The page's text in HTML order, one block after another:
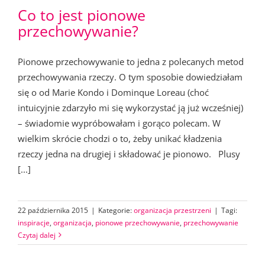
Co to jest pionowe
przechowywanie?
Pionowe przechowywanie to jedna z polecanych metod
przechowywania rzeczy. O tym sposobie dowiedziałam
się o od Marie Kondo i Dominque Loreau (choć
intuicyjnie zdarzyło mi się wykorzystać ją już wcześniej)
– świadomie wypróbowałam i gorąco polecam. W
wielkim skrócie chodzi o to, żeby unikać kładzenia
rzeczy jedna na drugiej i składować je pionowo. Plusy
[...]
22 października 2015 | Kategorie:organizacja przestrzeni | Tagi:
inspiracje, organizacja, pionowe przechowywanie, przechowywanie
Czytaj dalej